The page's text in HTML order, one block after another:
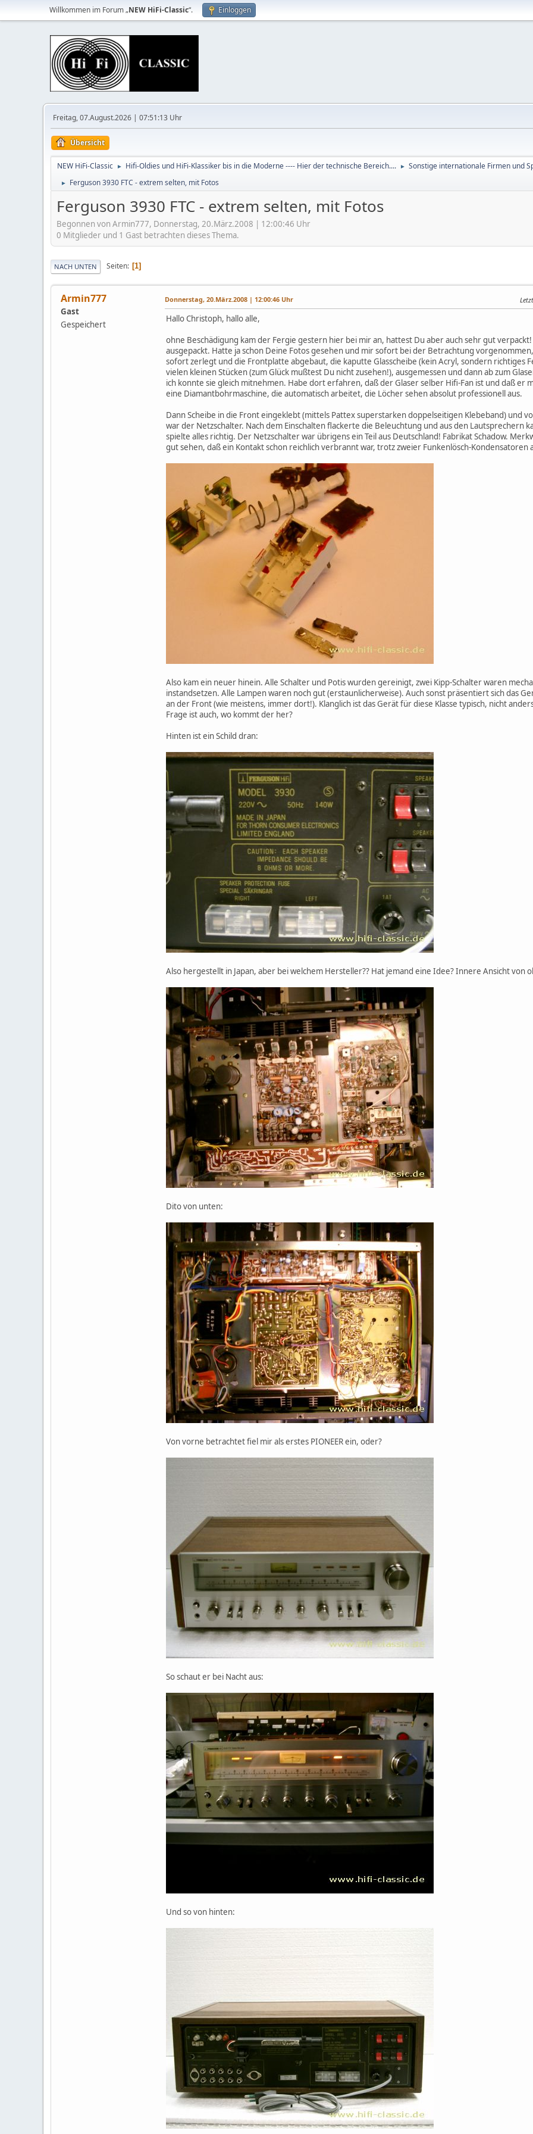
Willkommen im Forum „NEW HiFi-Classic“. Einloggen
Freitag, 07.August.2026 | 07:51:13 Uhr
Übersicht
NEW HiFi-Classic ► Hifi-Oldies und HiFi-Klassiker bis in die Moderne ---- Hier der technische Bereich.... ► Sonstige internationale Firmen und
► Ferguson 3930 FTC - extrem selten, mit Fotos
Ferguson 3930 FTC - extrem selten, mit Fotos
Begonnen von Armin777, Donnerstag, 20.März.2008 | 12:00:46 Uhr
0 Mitglieder und 1 Gast betrachten dieses Thema.
NACH UNTEN Seiten 1
Armin777
Gast
Gespeichert
Donnerstag, 20.März.2008 | 12:00:46 Uhr
Hallo Christoph, hallo alle,
ohne Beschädigung kam der Fergie gestern hier bei mir an, hattest Du aber auch sehr gut
ausgepackt. Hatte ja schon Deine Fotos gesehen und mir sofort bei der Betrachtung
sofort zerlegt und die Frontplatte abgebaut, die kaputte Glasscheibe (kein Acryl, sondern richtiges
vielen kleinen Stücken (zum Glück mußtest Du nicht zusehen!), ausgemessen und dann ab zum
ich konnte sie gleich mitnehmen. Habe dort erfahren, daß der Glaser selber Hifi-Fan ist und daß er
eine Diamantbohrmaschine, die automatisch arbeitet, die Löcher sehen absolut professionell aus.
Dann Scheibe in die Front eingeklebt (mittels Pattex superstarken doppelseitigen Klebeband) und
war der Netzschalter. Nach dem Einschalten flackerte die Beleuchtung und aus den Lautsprechern
spielte alles richtig. Der Netzschalter war übrigens ein Teil aus Deutschland! Fabrikat Schadow.
gut sehen, daß ein Kontakt schon reichlich verbrannt war, trotz zweier Funkenlösch-Kondensatoren
Also kam ein neuer hinein. Alle Schalter und Potis wurden gereinigt, zwei Kipp-Schalter waren
instandsetzen. Alle Lampen waren noch gut (erstaunlicherweise). Auch sonst präsentiert sich das
an der Front (wie meistens, immer dort!). Klanglich ist das Gerät für diese Klasse typisch, nicht
Frage ist auch, wo kommt der her?
Hinten ist ein Schild dran:
Also hergestellt in Japan, aber bei welchem Hersteller?? Hat jemand eine Idee? Innere Ansicht von
Dito von unten:
Von vorne betrachtet fiel mir als erstes PIONEER ein, oder?
So schaut er bei Nacht aus:
Und so von hinten: